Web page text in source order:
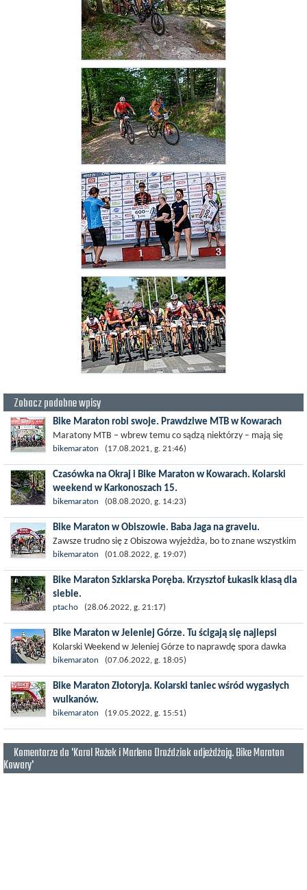
Zobacz podobne wpisy
Bike Maraton robi swoje. Prawdziwe MTB w Kowarach
Maratony MTB – wbrew temu co sądzą niektórzy – mają się
dobrze. Zwłaszcza jeśli trasa prezentuje się właśnie tak jak w
miniony...
bikemaraton (17.08.2021, g. 21:46)
Czasówka na Okraj i Bike Maraton w Kowarach. Kolarski
weekend w Karkonoszach 15.
Sporo będzie się działo pod Karkonoszami w świąteczny
sierpniowy weekend. W sobotę 15 sierpnia czeka nas kolejna
edycja cyklu PKO...
bikemaraton (08.08.2020, g. 14:23)
Bike Maraton w Obiszowie. Baba Jaga na gravelu.
Zawsze trudno się z Obiszowa wyjeżdża, bo to znane wszystkim
uczestnikom Bike Maratonu gościnne i radosne miejsce, fajny
wyścig i piknikowa,...
bikemaraton (01.08.2022, g. 19:07)
Bike Maraton Szklarska Poręba. Krzysztof Łukasik klasą dla
siebie.
Kolejna runda Pucharu Polski XCM odbyła się w minioną sobotę
w ramach Bike Maratonu w Szklarskiej Porębie. Mało
zachęcające prognozy pogody...
ptacho (28.06.2022, g. 21:17)
Bike Maraton w Jeleniej Górze. Tu ścigają się najlepsi
Kolarski Weekend w Jeleniej Górze to naprawdę spora dawka
kolarstwa górskiego. Oba dni wypełnione były sportową
rywalizacją od rana...
bikemaraton (07.06.2022, g. 18:05)
Bike Maraton Złotoryja. Kolarski taniec wśród wygasłych
wulkanów.
Kraina Wygasłych Wulkanów, Pogórze Kaczawskie i tereny
Gminy Złotoryja to idealny wprost teren na uniwersalne zawody
MTB. Kiedy Bike...
bikemaraton (19.05.2022, g. 15:51)
Komentarze do 'Karol Rożek i Marlena Droździok odjeżdżają. Bike Maraton
Kowary'